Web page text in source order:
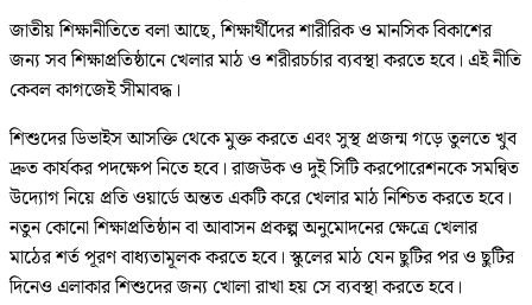
জাতীয় শিক্ষানীতিতে বলা আছে, শিক্ষার্থীদের শারীরিক ও মানসিক বিকাশের
জন্য সব শিক্ষাপ্রতিষ্ঠানে খেলার মাঠ ও শরীরচর্চার ব্যবস্থা করতে হবে। এই নীতি
কেবল কাগজেই সীমাবদ্ধ।
শিশুদের ডিভাইস আসক্তি থেকে মুক্ত করতে এবং সুস্থ প্রজন্ম গড়ে তুলতে খুব
দ্রুত কার্যকর পদক্ষেপ নিতে হবে। রাজউক ও দুই সিটি করপোরেশনকে সমন্বিত
উদ্যোগ নিয়ে প্রতি ওয়ার্ডে অন্তত একটি করে খেলার মাঠ নিশ্চিত করতে হবে।
নতুন কোনো শিক্ষাপ্রতিষ্ঠান বা আবাসন প্রকল্প অনুমোদনের ক্ষেত্রে খেলার
মাঠের শর্ত পূরণ বাধ্যতামূলক করতে হবে। স্কুলের মাঠ যেন ছুটির পর ও ছুটির
দিনেও এলাকার শিশুদের জন্য খোলা রাখা হয় সে ব্যবস্থা করতে হবে।